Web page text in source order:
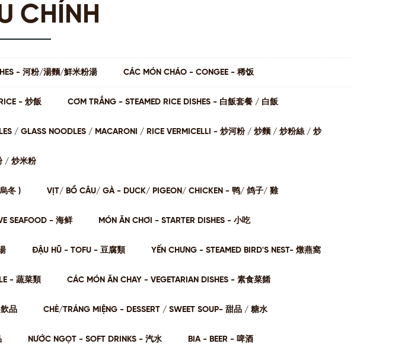
CHÍNH
- 河粉/湯麵/鮮米粉湯 CÁC MÓN CHÁO - CONGEE - 稀饭
- 炒飯 CƠM TRẮNG - STEAMED RICE DISHES - ⽩飯套餐 / ⽩飯
/ GLASS NOODLES / MACARONI / RICE VERMICELLI - 炒河粉 / 炒麵 / 炒粉絲 / 炒
/ 炒⽶粉
冬 ) VỊT/ BỒ CÂU/ GÀ - DUCK/ PIGEON/ CHICKEN - 鸭/ 鸽子/ 雞
SEAFOOD - 海鲜 MÓN ĂN CHƠI - STARTER DISHES - 小吃
ĐẬU HŨ - TOFU - 豆腐類 YẾN CHƯNG - STEAMED BIRD'S NEST- 燉燕窩
- 蔬菜類 CÁC MÓN ĂN CHAY - VEGETARIAN DISHES - 素⻝菜餚
品 CHÈ/TRÁNG MIỆNG - DESSERT / SWEET SOUP- 甜品 / 糖⽔
NƯỚC NGỌT - SOFT DRINKS - 汽⽔ BIA - BEER - 啤酒